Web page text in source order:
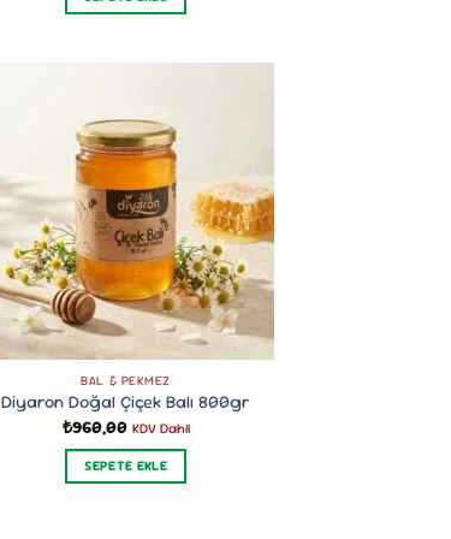
BAL & PEKMEZ
Diyaron Doğal Çiçek Balı 800gr
₺960,00 KDV Dahil
SEPETE EKLE